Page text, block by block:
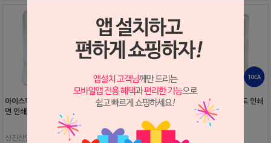
아이스팩 100EA (기존_단
면 인쇄)
신진산업
아이스팩 300EA (기존_단
신진산업
아이스팩 10EA (별도 인쇄
안됨)
신진산업